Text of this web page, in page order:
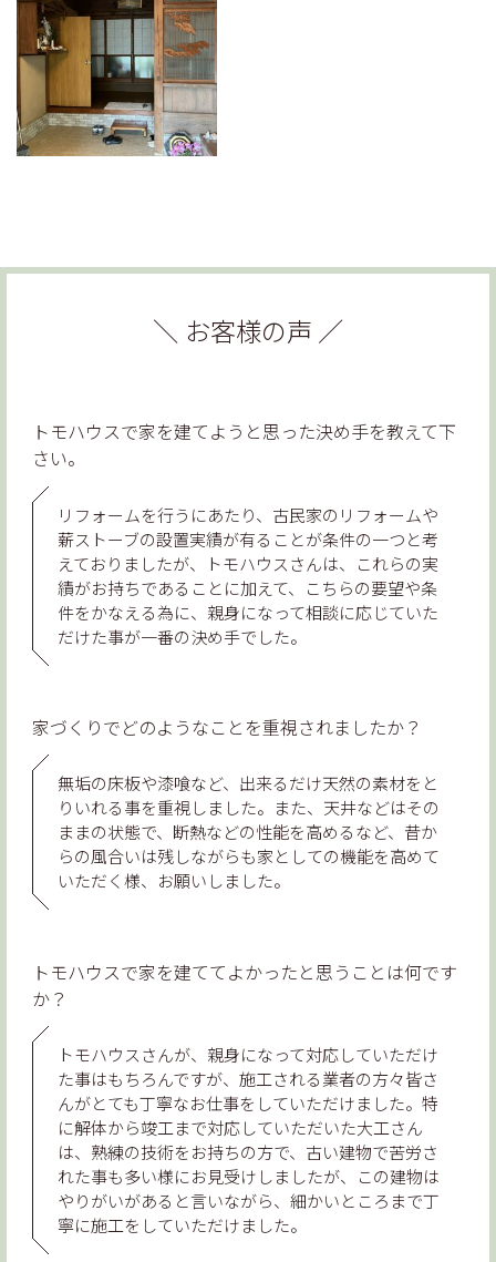
お客様の声
トモハウスで家を建てようと思った決め手を教えて下
さい。
リフォームを行うにあたり、古民家のリフォームや
薪ストーブの設置実績が有ることが条件の一つと考
えておりましたが、トモハウスさんは、これらの実
績がお持ちであることに加えて、こちらの要望や条
件をかなえる為に、親身になって相談に応じていた
だけた事が一番の決め手でした。
家づくりでどのようなことを重視されましたか？
無垢の床板や漆喰など、出来るだけ天然の素材をと
りいれる事を重視しました。また、天井などはその
ままの状態で、断熱などの性能を高めるなど、昔か
らの風合いは残しながらも家としての機能を高めて
いただく様、お願いしました。
トモハウスで家を建ててよかったと思うことは何です
か？
トモハウスさんが、親身になって対応していただけ
た事はもちろんですが、施工される業者の方々皆さ
んがとても丁寧なお仕事をしていただけました。特
に解体から竣工まで対応していただいた大工さん
は、熟練の技術をお持ちの方で、古い建物で苦労さ
れた事も多い様にお見受けしましたが、この建物は
やりがいがあると言いながら、細かいところまで丁
寧に施工をしていただけました。